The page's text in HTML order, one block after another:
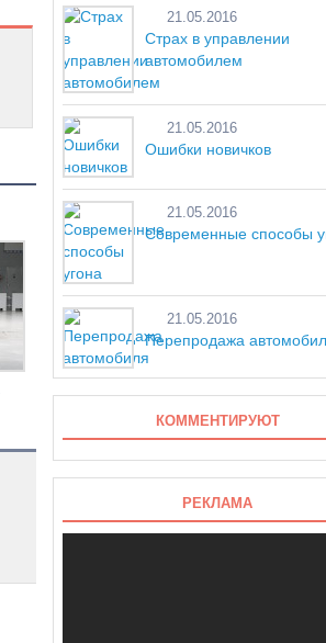
21.05.2016
Страх в управлении
автомобилем
21.05.2016
Ошибки новичков
21.05.2016
Современные способы
21.05.2016
Перепродажа
КОММЕНТИРУЮТ
РЕКЛАМА